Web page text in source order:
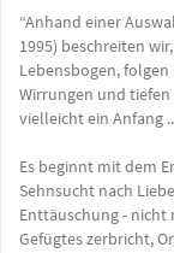
“Anhand einer
1995) beschreiten
Lebensbogen,
Wirrungen und tiefen
vielleicht ein Anfang
Es beginnt mit dem
Sehnsucht nach
Enttäuschung - nicht
Gefügtes zerbricht,